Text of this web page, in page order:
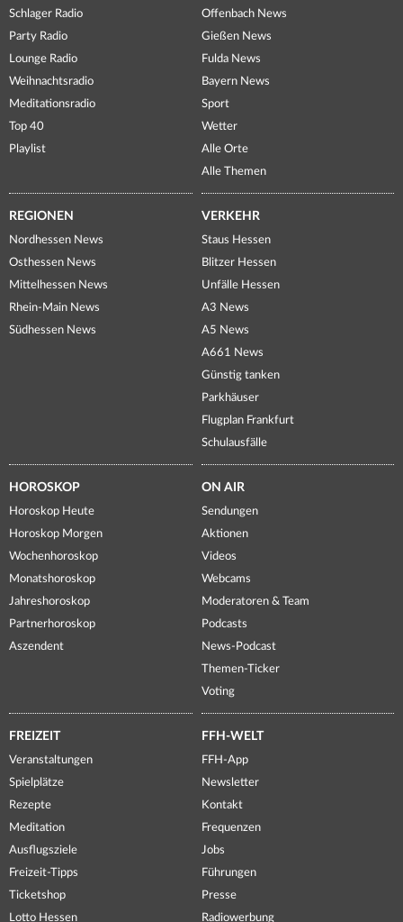
Schlager Radio
Party Radio
Lounge Radio
Weihnachtsradio
Meditationsradio
Top 40
Playlist
Offenbach News
Gießen News
Fulda News
Bayern News
Sport
Wetter
Alle Orte
Alle Themen
REGIONEN
Nordhessen News
Osthessen News
Mittelhessen News
Rhein-Main News
Südhessen News
VERKEHR
Staus Hessen
Blitzer Hessen
Unfälle Hessen
A3 News
A5 News
A661 News
Günstig tanken
Parkhäuser
Flugplan Frankfurt
Schulausfälle
HOROSKOP
Horoskop Heute
Horoskop Morgen
Wochenhoroskop
Monatshoroskop
Jahreshoroskop
Partnerhoroskop
Aszendent
ON AIR
Sendungen
Aktionen
Videos
Webcams
Moderatoren & Team
Podcasts
News-Podcast
Themen-Ticker
Voting
FREIZEIT
Veranstaltungen
Spielplätze
Rezepte
Meditation
Ausflugsziele
Freizeit-Tipps
Ticketshop
Lotto Hessen
FFH-WELT
FFH-App
Newsletter
Kontakt
Frequenzen
Jobs
Führungen
Presse
Radiowerbung